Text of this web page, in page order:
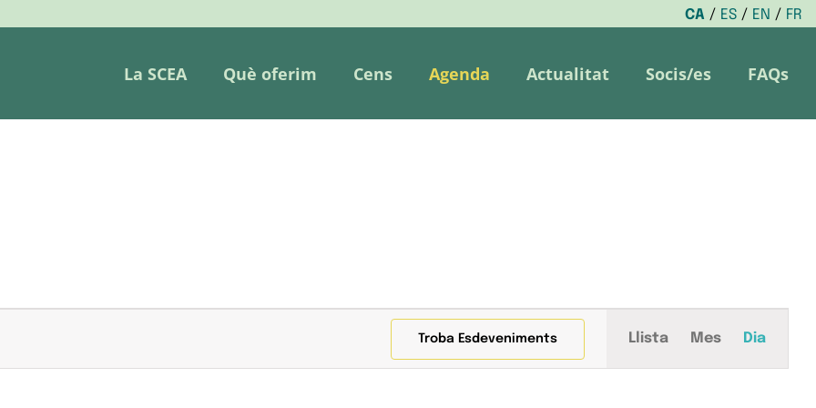
CA ES EN
FR
La SCEA Què oferim Cens Agenda Actualitat Socis/es FAQs
Troba Esdeveniments Llista Mes Dia